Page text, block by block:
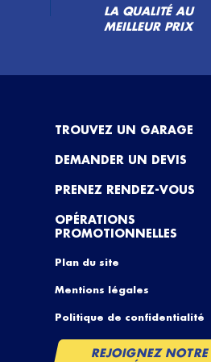
LA QUALITÉ AU
MEILLEUR PRIX
TROUVEZ UN GARAGE
DEMANDER UN DEVIS
PRENEZ RENDEZ-VOUS
OPÉRATIONS
PROMOTIONNELLES
Plan du site
Mentions légales
Politique de confidentialité
REJOIGNEZ NOTRE